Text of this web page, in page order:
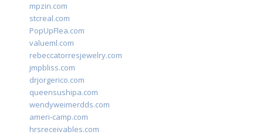
mpzin.com
stcreal.com
PopUpFlea.com
valueml.com
rebeccatorresjewelry.com
jmpbliss.com
drjorgerico.com
queensushipa.com
wendyweimerdds.com
ameri-camp.com
hrsreceivables.com